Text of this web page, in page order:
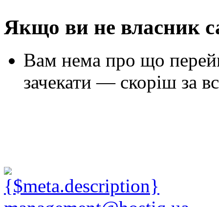
Якщо ви не власник
Вам нема про що
зачекати — скоріш за